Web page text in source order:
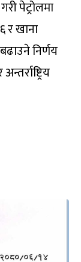
पेट्रोलमा
र खाना
निर्णय